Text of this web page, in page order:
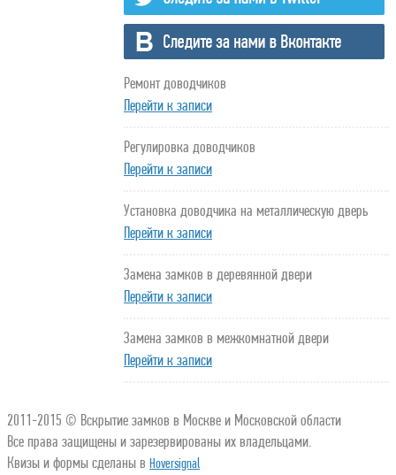
Ремонт доводчиков
Перейти к записи
Регулировка доводчиков
Перейти к записи
Установка доводчика на металлическую дверь
Перейти к записи
Замена замков в деревянной двери
Перейти к записи
Замена замков в межкомнатной двери
Перейти к записи
2011-2015 © Вскрытие замков в Москве и Московской области
Все права защищены и зарезервированы их владельцами.
Квизы и формы сделаны в Hoversignal